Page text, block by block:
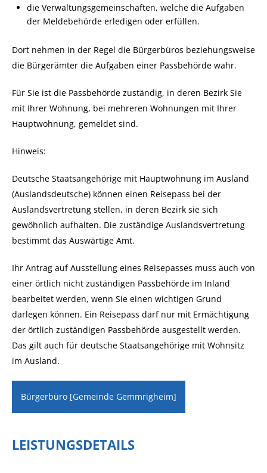
die Verwaltungsgemeinschaften, welche die Aufgaben
der Meldebehörde erledigen oder erfüllen.
Dort nehmen in der Regel die Bürgerbüros beziehungsweise
die Bürgerämter die Aufgaben einer Passbehörde wahr.
Für Sie ist die Passbehörde zuständig, in deren Bezirk Sie
mit Ihrer Wohnung, bei mehreren Wohnungen mit Ihrer
Hauptwohnung, gemeldet sind.
Hinweis:
Deutsche Staatsangehörige mit Hauptwohnung im Ausland
(Auslandsdeutsche) können einen Reisepass bei der
Auslandsvertretung stellen, in deren Bezirk sie sich
gewöhnlich aufhalten. Die zuständige Auslandsvertretung
bestimmt das Auswärtige Amt.
Ihr Antrag auf Ausstellung eines Reisepasses muss auch von
einer örtlich nicht zuständigen Passbehörde im Inland
bearbeitet werden, wenn Sie einen wichtigen Grund
darlegen können. Ein Reisepass darf nur mit Ermächtigung
der örtlich zuständigen Passbehörde ausgestellt werden.
Das gilt auch für deutsche Staatsangehörige mit Wohnsitz
im Ausland.
Bürgerbüro [Gemeinde Gemmrigheim]
LEISTUNGSDETAILS